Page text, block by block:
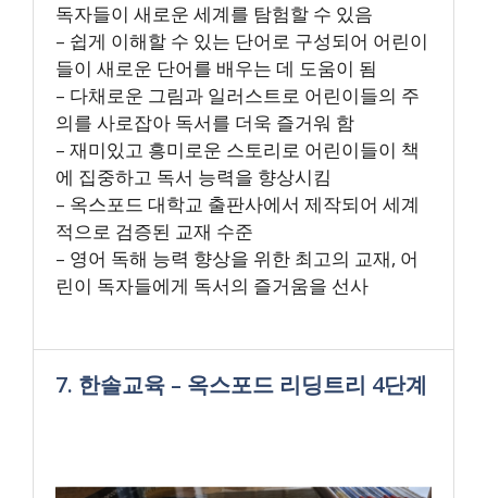
독자들이 새로운 세계를 탐험할 수 있음
– 쉽게 이해할 수 있는 단어로 구성되어 어린이
들이 새로운 단어를 배우는 데 도움이 됨
– 다채로운 그림과 일러스트로 어린이들의 주
의를 사로잡아 독서를 더욱 즐거워 함
– 재미있고 흥미로운 스토리로 어린이들이 책
에 집중하고 독서 능력을 향상시킴
– 옥스포드 대학교 출판사에서 제작되어 세계
적으로 검증된 교재 수준
– 영어 독해 능력 향상을 위한 최고의 교재, 어
린이 독자들에게 독서의 즐거움을 선사
7. 한솔교육 – 옥스포드 리딩트리 4단계